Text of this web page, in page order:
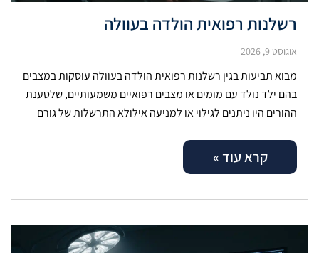
רשלנות רפואית הולדה בעוולה
אוגוסט 9, 2026
מבוא תביעות בגין רשלנות רפואית הולדה בעוולה עוסקות במצבים
בהם ילד נולד עם מומים או מצבים רפואיים משמעותיים, שלטענת
ההורים היו ניתנים לגילוי או למניעה אילולא התרשלות של גורם
קרא עוד »